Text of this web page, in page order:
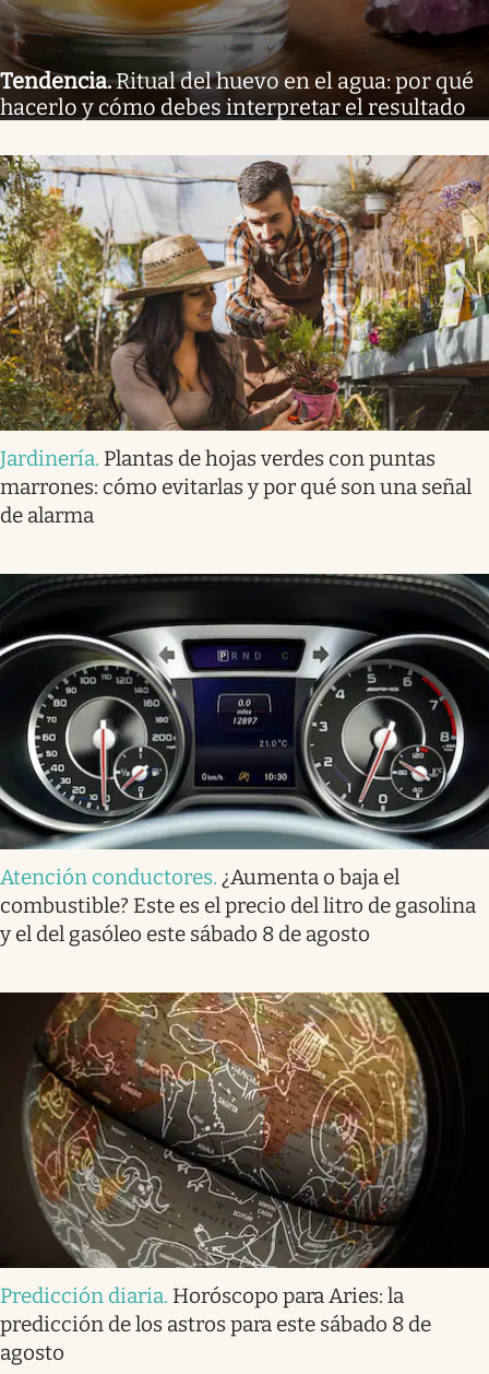
Tendencia.Ritual del huevo en el agua: por qué
hacerlo y cómo debes interpretar el resultado
Jardinería. Plantas de hojas verdes con puntas
marrones: cómo evitarlas y por qué son una señal
de alarma
Atención conductores. ¿Aumenta o baja el
combustible? Este es el precio del litro de gasolina
y el del gasóleo este sábado 8 de agosto
Predicción diaria. Horóscopo para Aries: la
predicción de los astros para este sábado 8 de
agosto